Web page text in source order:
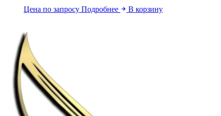
Цена по запросу Подробнее В корзину